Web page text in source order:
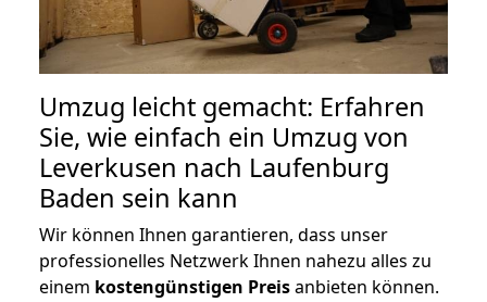
Umzug leicht gemacht: Erfahren
Sie, wie einfach ein Umzug von
Leverkusen nach Laufenburg
Baden sein kann
Wir können Ihnen garantieren, dass unser
professionelles Netzwerk Ihnen nahezu alles zu
einem kostengünstigen Preisanbieten können.